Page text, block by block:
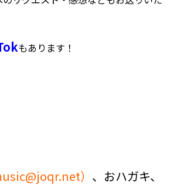
もあります！
） 、おハガキ、